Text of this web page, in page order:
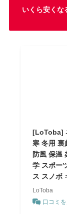
いくら安く
[LoToba]
寒 冬用 裏
防風 保温
学 スポー
ス スノボ
LoToba
口コミ